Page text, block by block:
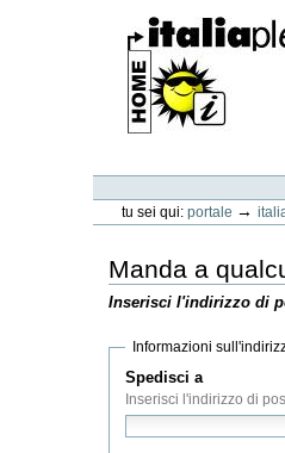
contenuti.
Spostati
navigazione
personali
tu sei qui: portale →
Manda a
Inserisci l'indirizzo di
Informazioni
Spedisci a
Inserisci l'indirizzo di